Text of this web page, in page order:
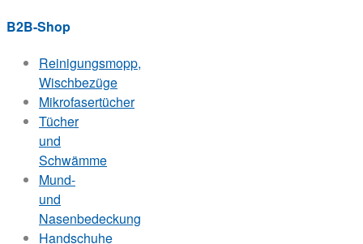
B2B-Shop
Reinigungsmopp,
Wischbezüge
Mikrofasertücher
Tücher
und
Schwämme
Mund-
und
Nasenbedeckung
Handschuhe